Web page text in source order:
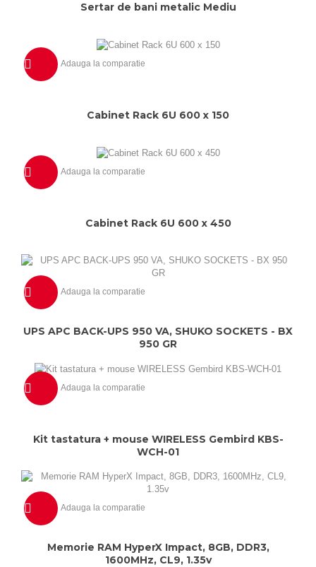
Sertar de bani metalic Mediu
Adauga la comparatie
Cabinet Rack 6U 600 x 150
Adauga la comparatie
Cabinet Rack 6U 600 x 450
Previzualizeaza
Adauga la comparatie
UPS APC BACK-UPS 950 VA, SHUKO SOCKETS - BX
950 GR
Adauga la comparatie
Kit tastatura + mouse WIRELESS Gembird KBS-
WCH-01
Previzualizeaza
Adauga la comparatie
Memorie RAM HyperX Impact, 8GB, DDR3,
1600MHz, CL9, 1.35v